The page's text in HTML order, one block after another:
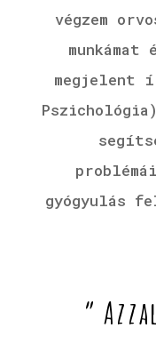
végzem
megjelent
gyógyulás
”